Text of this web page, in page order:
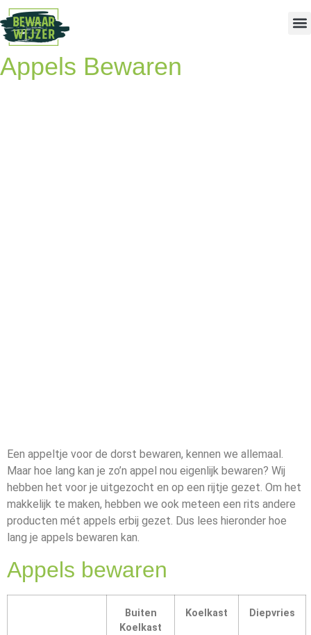
Appels Bewaren
Een appeltje voor de dorst bewaren, kennen we allemaal.
Maar hoe lang kan je zo’n appel nou eigenlijk bewaren? Wij
hebben het voor je uitgezocht en op een rijtje gezet. Om het
makkelijk te maken, hebben we ook meteen een rits andere
producten mét appels erbij gezet. Dus lees hieronder hoe
lang je appels bewaren kan.
Appels bewaren
Buiten
Koelkast
Koelkast Diepvries